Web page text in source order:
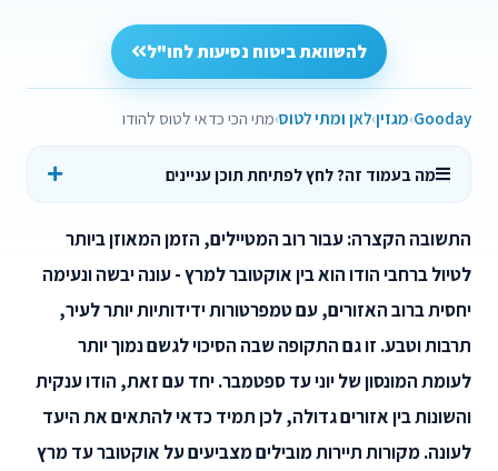
להשוואת ביטוח נסיעות לחו"ל
Gooday מגזין לאן ומתי לטוס מתי הכי כדאי לטוס להודו
מה בעמוד זה? לחץ לפתיחת תוכן עניינים
התשובה הקצרה: עבור רוב המטיילים, הזמן המאוזן ביותר
לטיול ברחבי הודו הוא בין אוקטובר למרץ - עונה יבשה ונעימה
יחסית ברוב האזורים, עם טמפרטורות ידידותיות יותר לעיר,
תרבות וטבע. זו גם התקופה שבה הסיכוי לגשם נמוך יותר
לעומת המונסון של יוני עד ספטמבר. יחד עם זאת, הודו ענקית
והשונות בין אזורים גדולה, לכן תמיד כדאי להתאים את היעד
לעונה. מקורות תיירות מובילים מצביעים על אוקטובר עד מרץ